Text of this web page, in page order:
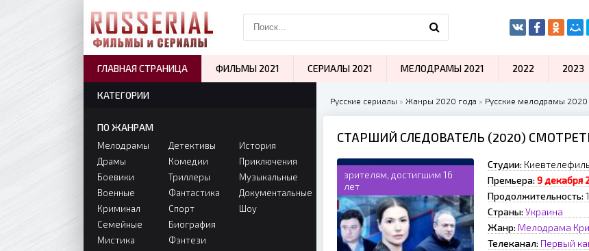
Русские сериалы » Жанры 2020 года » Русские мелодрамы 2020
СТАРШИЙ СЛЕДОВАТЕЛЬ (2020)
зрителям, достигшим 16
лет
Студии:
Премьера: 9 декабря
Продолжительность:
Страны: Украина
Жанр: Мелодрама
Телеканал: Первый
КАТЕГОРИИ
ПО ЖАНРАМ
Мелодрамы
Драмы
Боевики
Военные
Криминал
Семейные
Мистика
Детективы
Комедии
Триллеры
Фантастика
Спорт
Биография
Фэнтези
История
Приключения
Музыкальные
Документальные
Шоу
ГЛАВНАЯ СТРАНИЦА ФИЛЬМЫ 2021 СЕРИАЛЫ 2021 МЕЛОДРАМЫ 2021 2022 2023